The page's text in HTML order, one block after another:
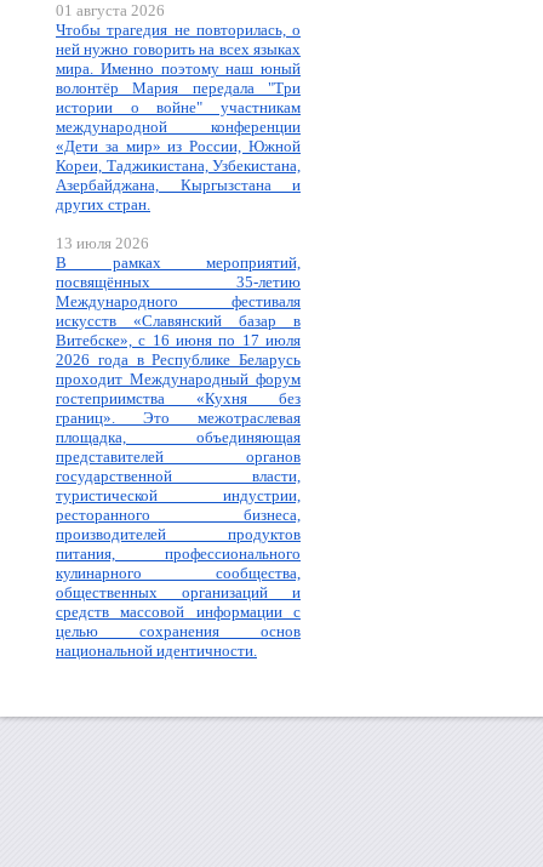
01 августа 2026
Чтобы трагедия не повторилась, о
ней нужно говорить на всех языках
мира. Именно поэтому наш юный
волонтёр Мария передала "Три
истории о войне" участникам
международной конференции
«Дети за мир» из России, Южной
Кореи, Таджикистана, Узбекистана,
Азербайджана, Кыргызстана и
других стран.
13 июля 2026
В рамках мероприятий,
посвящённых 35-летию
Международного фестиваля
искусств «Славянский базар в
Витебске», с 16 июня по 17 июля
2026 года в Республике Беларусь
проходит Международный форум
гостеприимства «Кухня без
границ». Это межотраслевая
площадка, объединяющая
представителей органов
государственной власти,
туристической индустрии,
ресторанного бизнеса,
производителей продуктов
питания, профессионального
кулинарного сообщества,
общественных организаций и
средств массовой информации с
целью сохранения основ
национальной идентичности.